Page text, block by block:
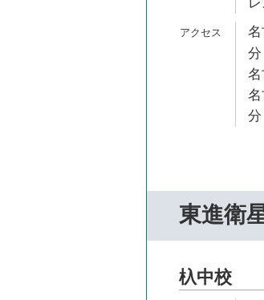
分
分
東進衛
杁中校